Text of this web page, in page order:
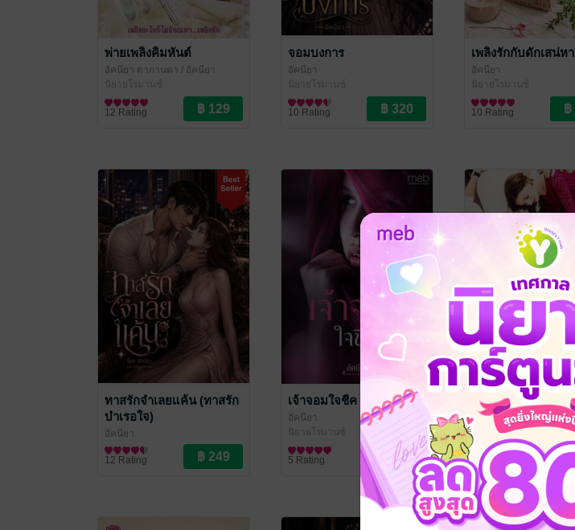
พ่ายเพลิงคิมหันต์
อัคนียา ดากานดา / อัคนียา
นิยายโรมานซ์
12 Rating
จอมบงการ
อัคนียา
นิยายโรมานซ์
10 Rating
เพลิงรักกับดักเสน่หา
อัคนียา
นิยายโรมานซ์
10 Rating
ทาสรักจำเลยแค้น (ทาสรัก
บำเรอใจ)
อัคนียา
นิยายโรมานซ์
12 Rating
เจ้าจอมใจชีค
อัคนียา
นิยายโรมานซ์
5 Rating
พรหมพยศรัก
อัคนียา
นิยายโรมานซ์
9 Rating